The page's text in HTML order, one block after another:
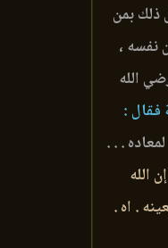
ذلك بمن
نفسه ،
الله
فقال :
. . .
الله
. اه .